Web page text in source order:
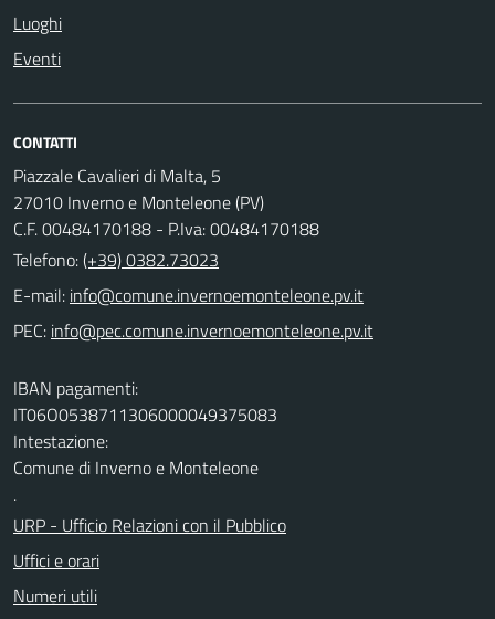
Luoghi
Eventi
CONTATTI
Piazzale Cavalieri di Malta, 5
27010 Inverno e Monteleone (PV)
C.F. 00484170188 - P.Iva: 00484170188
Telefono:(+39) 0382.73023
E-mail:
PEC:
IBAN pagamenti:
IT06O0538711306000049375083
Intestazione:
Comune di Inverno e Monteleone
.
URP - Ufficio Relazioni con il Pubblico
Uffici e orari
Numeri utili